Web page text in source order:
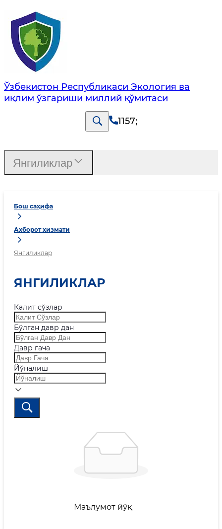
Ўзбекистон Республикаси Экология ва
иқлим ўзгариши миллий қўмитаси
1157;
Бош саҳифа
Ахборот хизмати
Янгиликлар
ЯНГИЛИКЛАР
Калит сўзлар
Бўлган давр дан
Давр гача
Йўналиш
Маълумот йўқ
Янгиликлар